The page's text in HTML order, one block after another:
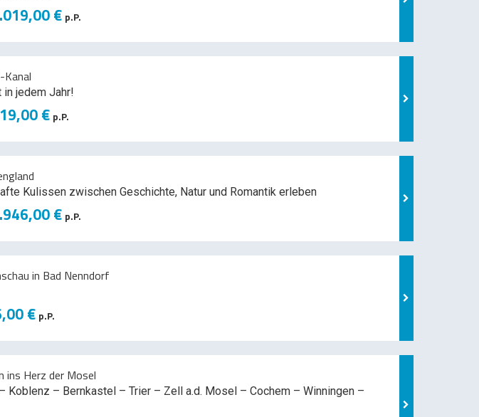
€ p.P.
Kanal
jedem Jahr!
€ p.P.
Kulissen zwischen Geschichte, Natur und Romantik erleben
€ p.P.
in Bad Nenndorf
€ p.P.
ins Herz der Mosel
Koblenz – Bernkastel – Trier – Zell a.d. Mosel – Cochem – Winningen –